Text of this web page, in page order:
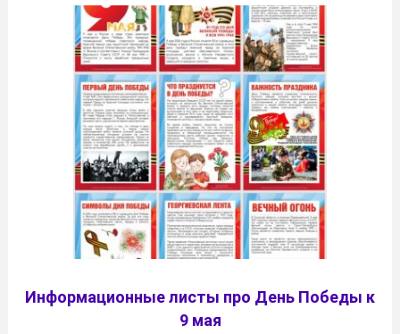
Информационные листы про День Победы к
9 мая